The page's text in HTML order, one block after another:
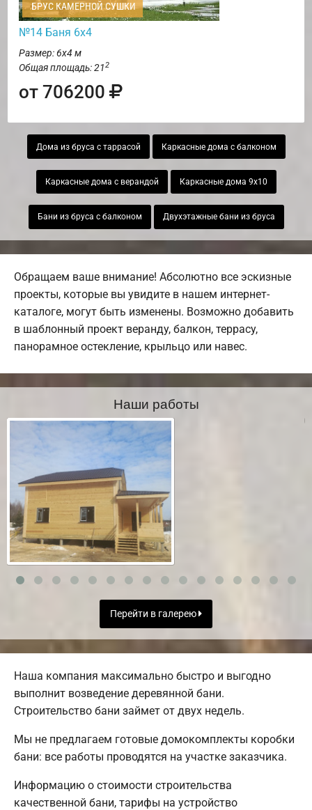
БРУС КАМЕРНОЙ СУШКИ
№14 Баня 6х4
Размер: 6х4 м
Общая площадь: 212
от 706200
Дома из бруса с таррасой Каркасные дома с балконом
Каркасные дома с верандой Каркасные дома 9х10
Бани из бруса с балконом Двухэтажные бани из бруса
Обращаем ваше внимание! Абсолютно все эскизные
проекты, которые вы увидите в нашем интернет-
каталоге, могут быть изменены. Возможно добавить
в шаблонный проект веранду, балкон, террасу,
панорамное остекление, крыльцо или навес.
Наши работы
Перейти в галерею
Наша компания максимально быстро и выгодно
выполнит возведение деревянной бани.
Строительство бани займет от двух недель.
Мы не предлагаем готовые домокомплекты коробки
бани: все работы проводятся на участке заказчика.
Информацию о стоимости строительства
качественной бани, тарифы на устройство